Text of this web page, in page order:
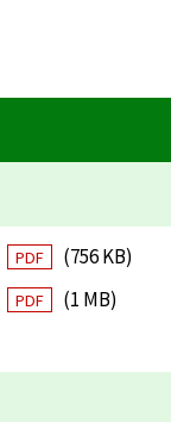
PDF
(756 KB)
PDF
(1 MB)